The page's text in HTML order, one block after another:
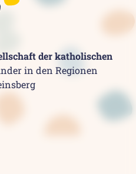
der katholischen
in den Regionen